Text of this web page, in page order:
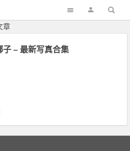
章
子 – 最新写真合集